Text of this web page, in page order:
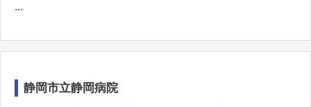
...
静岡市立静岡病院